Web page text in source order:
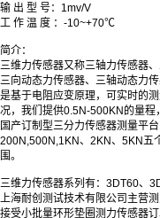
输 出 型 号：1mv/V
工 作 温 度 ：-10~+70℃
简介：
三维力传感器又称三轴力传感器
三向动态力传感器、三轴动态力
是基于电阻应变原理，可实时的
况，我们提供0.5N-500KN的量程
国产订制型三分力传感器测量平
200N,500N,1KN、2KN、5KN五
围。
三维力传感器系列有：3DT60、
上海耐创测试技术有限公司主营
接受小批量环形垫圈测力传感器